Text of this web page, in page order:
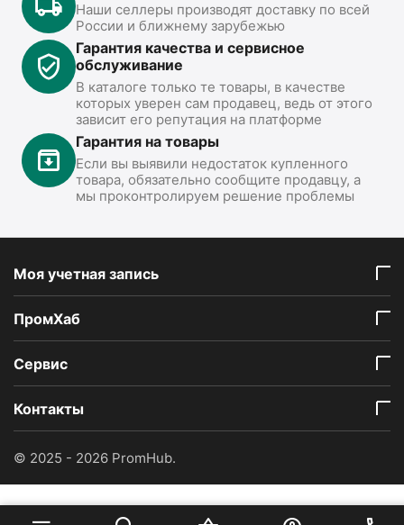
Наши селлеры производят доставку по всей
России и ближнему зарубежью
Гарантия качества и сервисное
обслуживание
В каталоге только те товары, в качестве
которых уверен сам продавец, ведь от этого
зависит его репутация на платформе
Гарантия на товары
Если вы выявили недостаток купленного
товара, обязательно сообщите продавцу, а
мы проконтролируем решение проблемы
Моя учетная запись
ПромХаб
Сервис
Контакты
© 2025 - 2026 PromHub.